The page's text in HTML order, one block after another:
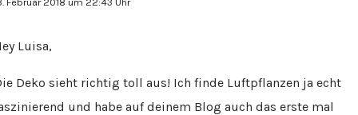
Luisa,
Deko sieht richtig toll aus! Ich finde Luftpflanzen ja echt
und habe auf deinem Blog auch das erste mal